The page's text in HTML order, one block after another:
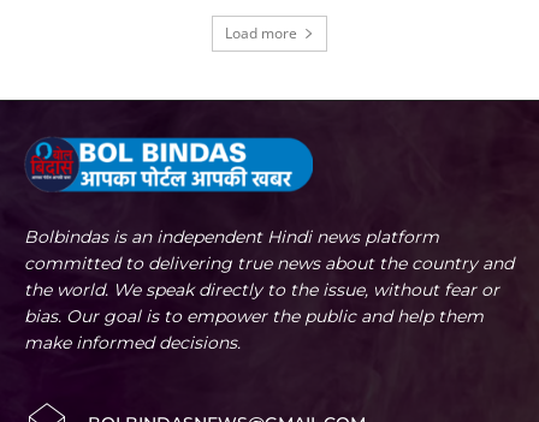
Load more
Bolbindas is an independent Hindi news platform
committed to delivering true news about the country and
the world. We speak directly to the issue, without fear or
bias. Our goal is to empower the public and help them
make informed decisions.